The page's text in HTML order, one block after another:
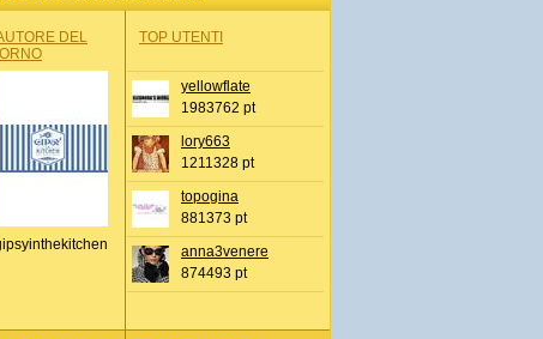
DEL
TOP UTENTI
yellowflate
1983762 pt
lory663
1211328 pt
topogina
881373 pt
anna3venere
874493 pt